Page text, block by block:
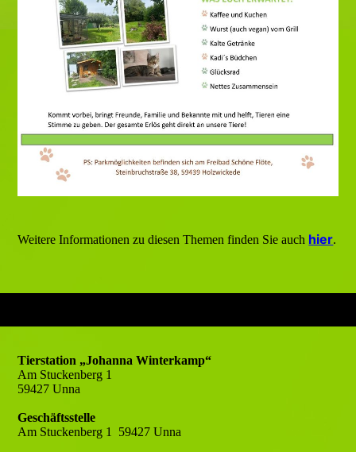
Weitere Informationen zu diesen Themen finden Sie auch hier.
Tierstation „Johanna Winterkamp“
Am Stuckenberg 1
59427 Unna
Geschäftsstelle
Am Stuckenberg 1 59427 Unna